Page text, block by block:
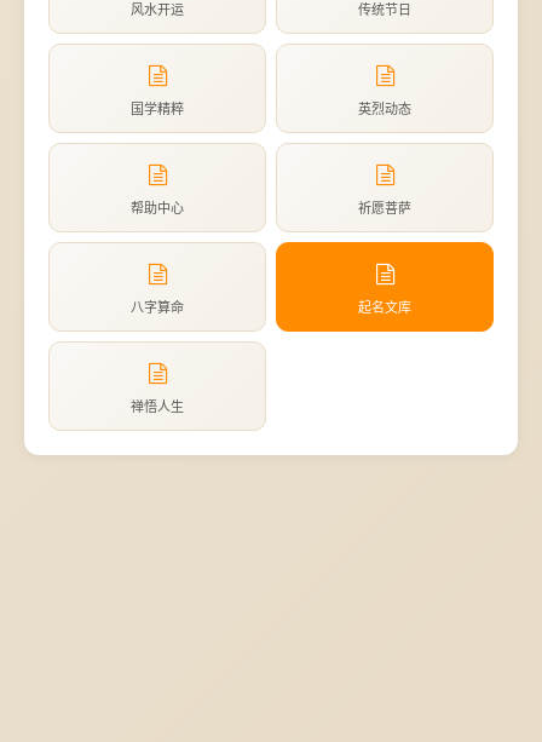
风水开运 传统节日
国学精粹 英烈动态
帮助中心 祈愿菩萨
八字算命 起名文库
禅悟人生